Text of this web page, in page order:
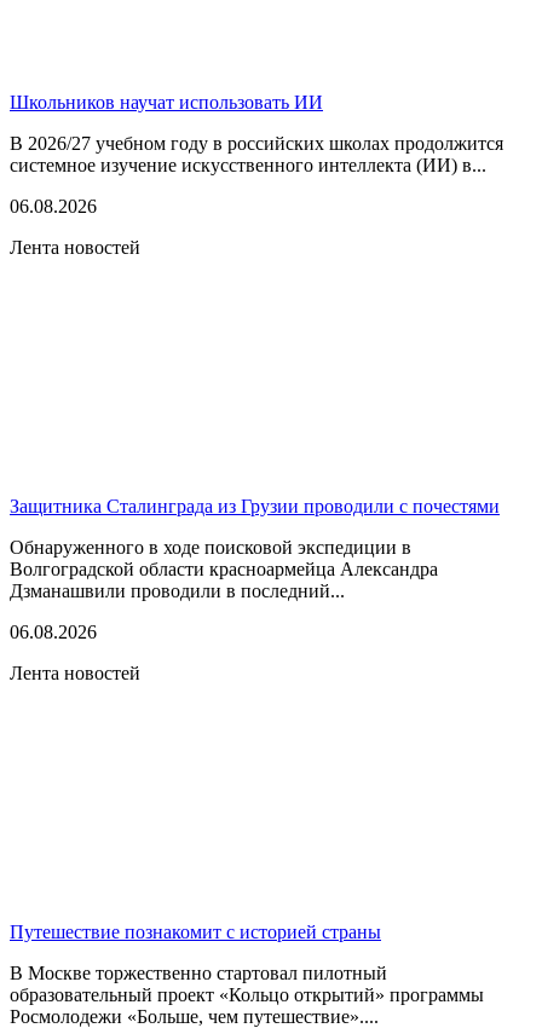
Школьников научат использовать ИИ
В 2026/27 учебном году в российских школах продолжится
системное изучение искусственного интеллекта (ИИ) в...
06.08.2026
Лента новостей
Защитника Сталинграда из Грузии проводили с почестями
Обнаруженного в ходе поисковой экспедиции в
Волгоградской области красноармейца Александра
Дзманашвили проводили в последний...
06.08.2026
Лента новостей
Путешествие познакомит с историей страны
В Москве торжественно стартовал пилотный
образовательный проект «Кольцо открытий» программы
Росмолодежи «Больше, чем путешествие»....